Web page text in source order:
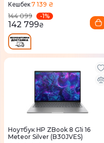
Кешбек7 139 ₴
144 099
-1%
142 799₴
Ноутбук HP ZBook 8 G1i 16
Meteor Silver (B30JVES)